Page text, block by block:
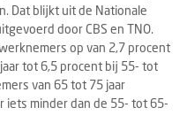
Dat blijkt uit de Nationale
door CBS en TNO.
op van 2,7 procent
tot 6,5 procent bij 55- tot
van 65 tot 75 jaar
iets minder dan de 55- tot 65-